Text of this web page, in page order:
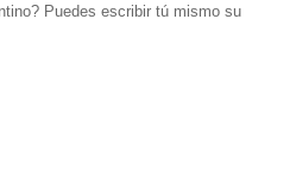
Puedes escribir tú mismo su